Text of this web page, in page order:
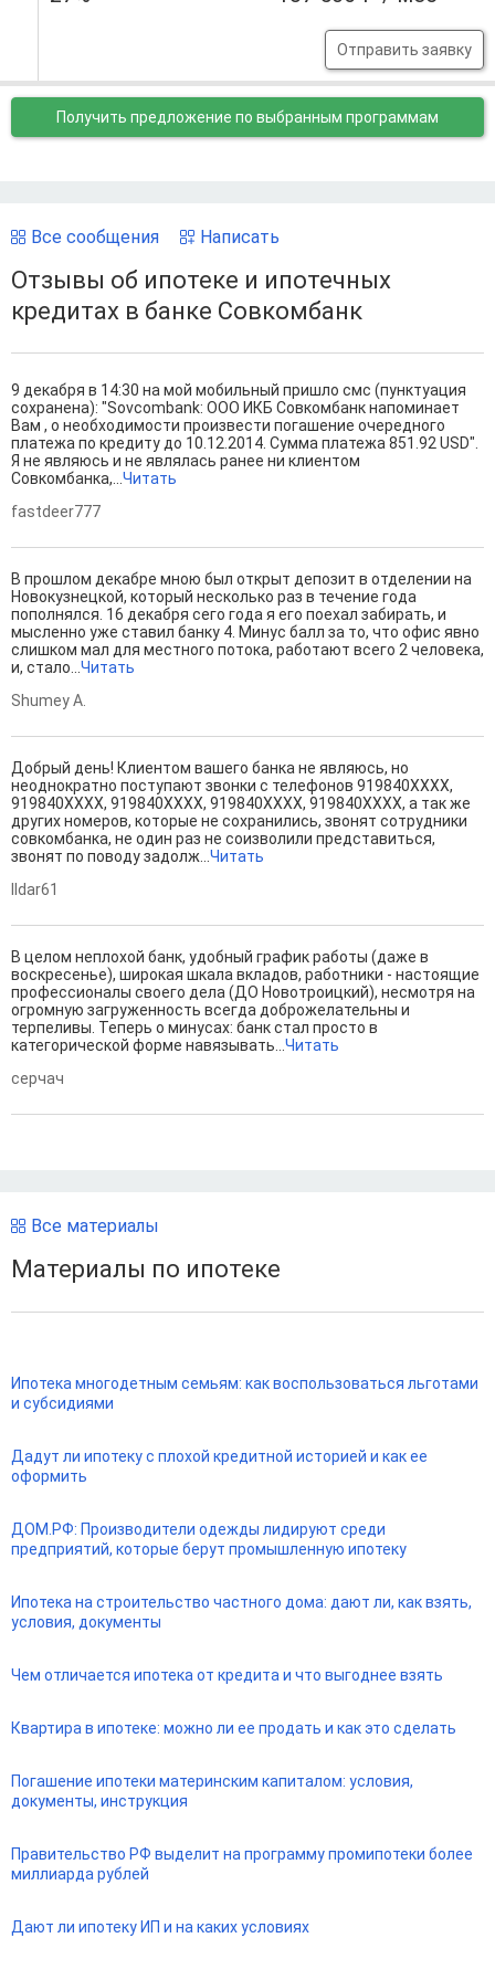
Отправить заявку
Получить предложение по выбранным программам
Все сообщения Написать
Отзывы об ипотеке и ипотечных
кредитах в банке Совкомбанк
9 декабря в 14:30 на мой мобильный пришло смс (пунктуация
сохранена): "Sovcombank: ООО ИКБ Совкомбанк напоминает
Вам , о необходимости произвести погашение очередного
платежа по кредиту до 10.12.2014. Сумма платежа 851.92 USD".
Я не являюсь и не являлась ранее ни клиентом
Совкомбанка,...Читать
fastdeer777
В прошлом декабре мною был открыт депозит в отделении на
Новокузнецкой, который несколько раз в течение года
пополнялся. 16 декабря сего года я его поехал забирать, и
мысленно уже ставил банку 4. Минус балл за то, что офис явно
слишком мал для местного потока, работают всего 2 человека,
и, стало...Читать
Shumey A.
Добрый день! Клиентом вашего банка не являюсь, но
неоднократно поступают звонки с телефонов 919840ХХХХ,
919840ХХХХ, 919840ХХХХ, 919840ХХХХ, 919840ХХХХ, а так же
других номеров, которые не сохранились, звонят сотрудники
совкомбанка, не один раз не соизволили представиться,
звонят по поводу задолж...Читать
Ildar61
В целом неплохой банк, удобный график работы (даже в
воскресенье), широкая шкала вкладов, работники - настоящие
профессионалы своего дела (ДО Новотроицкий), несмотря на
огромную загруженность всегда доброжелательны и
терпеливы. Теперь о минусах: банк стал просто в
категорической форме навязывать...Читать
серчач
Все материалы
Материалы по ипотеке
Ипотека многодетным семьям: как воспользоваться льготами
и субсидиями
Дадут ли ипотеку с плохой кредитной историей и как ее
оформить
ДОМ.РФ: Производители одежды лидируют среди
предприятий, которые берут промышленную ипотеку
Ипотека на строительство частного дома: дают ли, как взять,
условия, документы
Чем отличается ипотека от кредита и что выгоднее взять
Квартира в ипотеке: можно ли ее продать и как это сделать
Погашение ипотеки материнским капиталом: условия,
документы, инструкция
Правительство РФ выделит на программу промипотеки более
миллиарда рублей
Дают ли ипотеку ИП и на каких условиях